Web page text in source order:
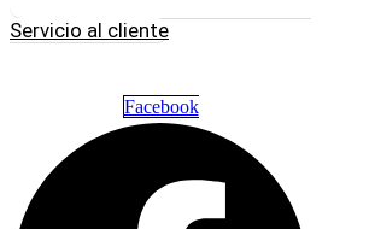
Servicio al cliente
Facebook